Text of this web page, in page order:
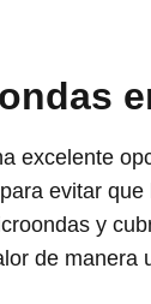
excelente
evitar
y
de manera